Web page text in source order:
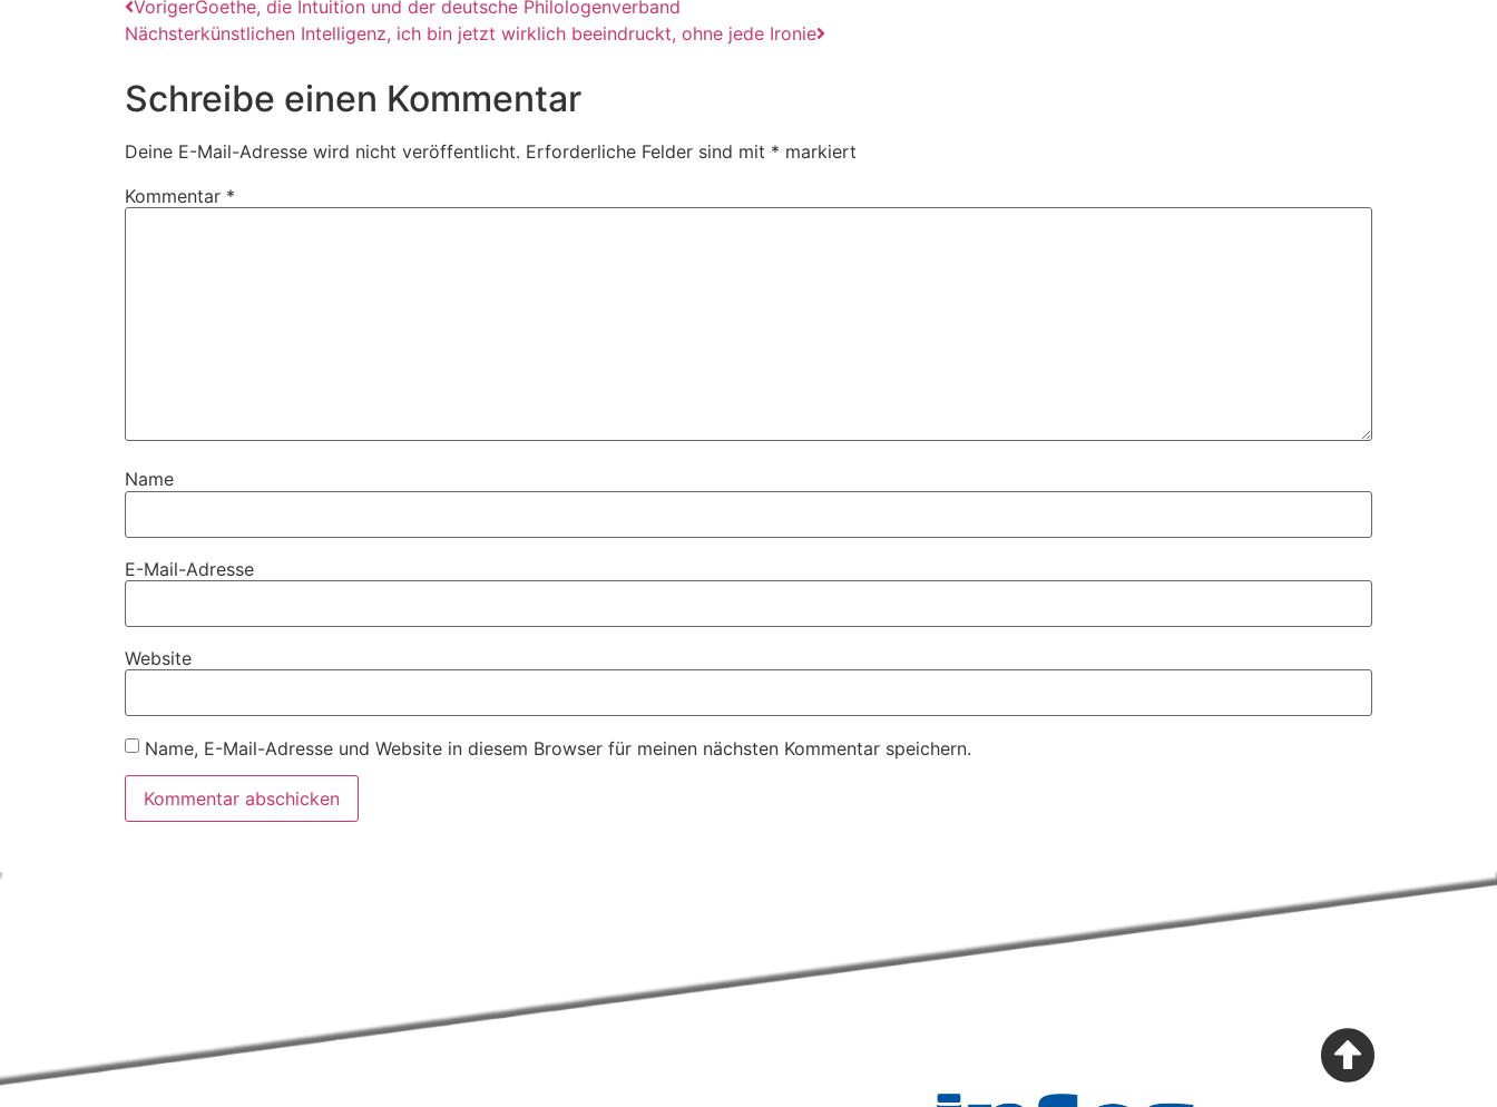
VorigerGoethe, die Intuition und der deutsche Philologenverband
Nächsterkünstlichen Intelligenz, ich bin jetzt wirklich beeindruckt, ohne jede Ironie
Schreibe einen Kommentar
Deine E-Mail-Adresse wird nicht veröffentlicht. Erforderliche Felder sind mit * markiert
Kommentar *
Name
E-Mail-Adresse
Website
Name, E-Mail-Adresse und Website in diesem Browser für meinen nächsten Kommentar speichern.